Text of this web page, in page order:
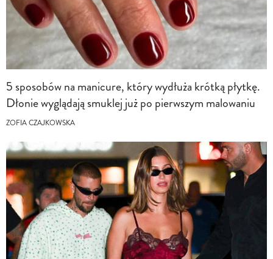
5 sposobów na manicure, który wydłuża krótką płytkę.
Dłonie wyglądają smuklej już po pierwszym malowaniu
ZOFIA CZAJKOWSKA